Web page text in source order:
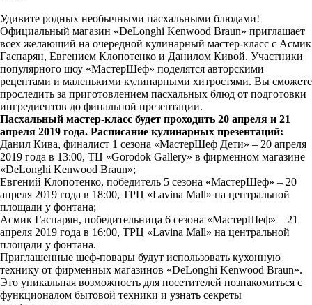
Удивите родных необычными пасхальными блюдами!
Официальный магазин «DeLonghi Kenwood Braun» приглашает
всех желающий на очередной кулинарный мастер-класс с Асмик
Гаспарян, Евгением Клопотенко и Данилом Кивой. Участники
популярного шоу «МастерШеф» поделятся авторскими
рецептами и маленькими кулинарными хитростями. Вы сможете
проследить за приготовлением пасхальных блюд от подготовки
ингредиентов до финальной презентации.
Пасхальный мастер-класс будет проходить 20 апреля и 21
апреля 2019 года. Расписание кулинарных презентаций:
Данил Кива, финалист 1 сезона «МастерШеф Дети» – 20 апреля
2019 года в 13:00, ТЦ «Gorodok Gallery» в фирменном магазине
«DeLonghi Kenwood Braun»;
Евгений Клопотенко, победитель 5 сезона «МастерШеф» – 20
апреля 2019 года в 18:00, ТРЦ «Lavina Mall» на центральной
площади у фонтана;
Асмик Гаспарян, победительница 6 сезона «МастерШеф» – 21
апреля 2019 года в 16:00, ТРЦ «Lavina Mall» на центральной
площади у фонтана.
Приглашенные шеф-повары будут использовать кухонную
технику от фирменных магазинов «DeLonghi Kenwood Braun».
Это уникальная возможность для посетителей познакомиться с
функционалом бытовой техники и узнать секреты